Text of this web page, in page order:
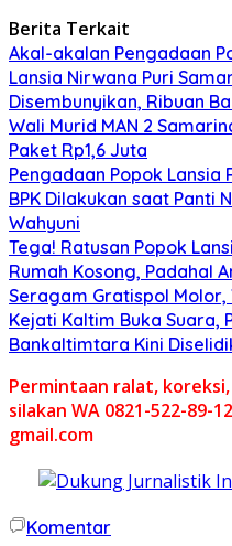
Berita Terkait
Akal-akalan Pengadaan
Lansia Nirwana Puri
Disembunyikan, Ribuan
Wali Murid MAN 2
Paket Rp1,6 Juta
Pengadaan Popok Lansia
BPK Dilakukan saat Panti
Wahyuni
Tega! Ratusan Popok
Rumah Kosong, Padahal
Seragam Gratispol
Kejati Kaltim Buka Suara,
Bankaltimtara Kini
Permintaan ralat,
silakan WA 0821-522-89-
gmail.com
Komentar